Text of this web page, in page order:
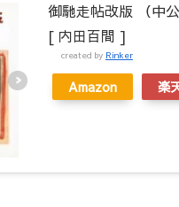
御馳走帖改版 （中公
[ 内田百間 ]
created by Rinker
Amazon 楽